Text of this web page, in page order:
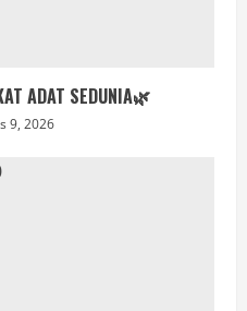
ADAT SEDUNIA🌿
9, 2026